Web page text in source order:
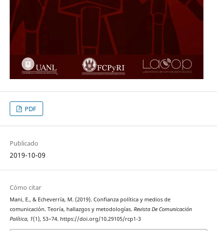
PDF
Publicado
2019-10-09
Cómo citar
Mani, E., & Echeverría, M. (2019). Confianza política y medios de
comunicación. Teoría, hallazgos y metodologías. Revista De Comunicación
Política, 1(1), 53–74. https://doi.org/10.29105/rcp1-3